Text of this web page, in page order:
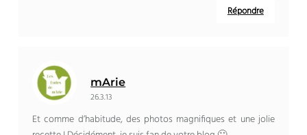
Répondre
mArie
26.3.13
Et comme d’habitude, des photos magnifiques et une jolie